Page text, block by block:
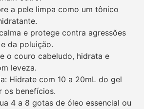
a pele limpa como um tônico
e protege contra agressões
da poluição.
o couro cabeludo, hidrata e
leveza.
Hidrate com 10 a 20mL do gel
os benefícios.
4 a 8 gotas de óleo essencial ou